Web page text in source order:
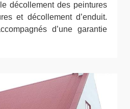
décollement des peintures
et décollement d’enduit.
d’une garantie